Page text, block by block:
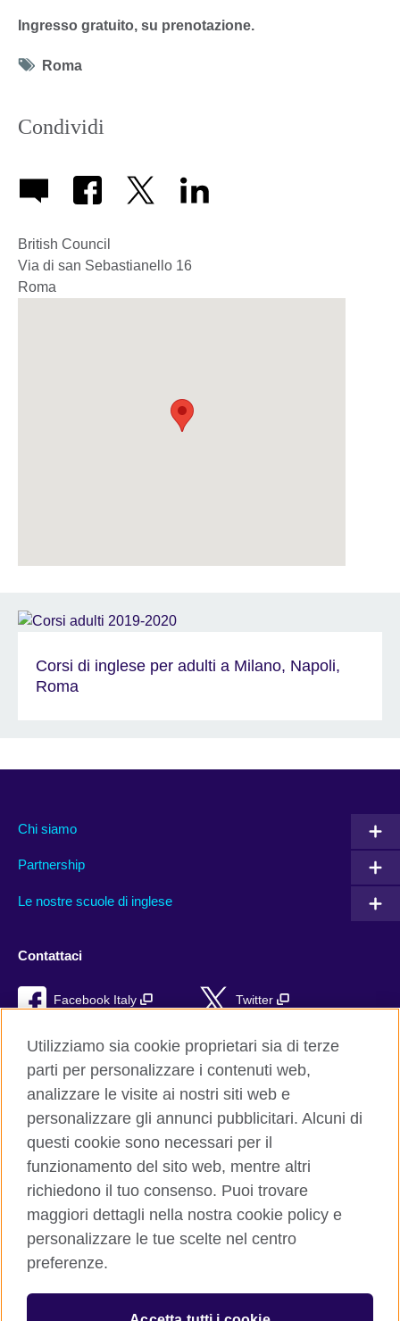
Ingresso gratuito, su prenotazione.
Tag
Roma
Condividi
British Council
Via di san Sebastianello 16
Roma
Corsi di inglese per adulti a Milano, Napoli,
Roma
Chi siamo
Partnership
Le nostre scuole di inglese
Contattaci
Facebook Italy Twitter
YouTube TikTok
RSS
British Council global
Privacy e condizioni d'uso
Cookie
Sitemap
Aiuto
Utilizziamo sia cookie proprietari sia di terze
parti per personalizzare i contenuti web,
analizzare le visite ai nostri siti web e
personalizzare gli annunci pubblicitari. Alcuni di
questi cookie sono necessari per il
funzionamento del sito web, mentre altri
richiedono il tuo consenso. Puoi trovare
maggiori dettagli nella nostra cookie policy e
personalizzare le tue scelte nel centro
preferenze.